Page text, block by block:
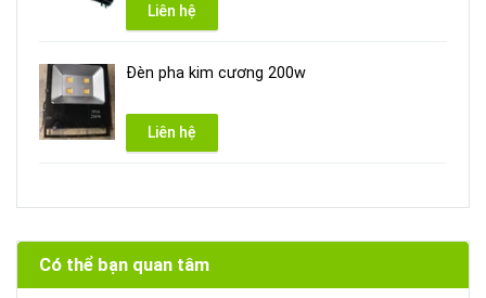
Liên hệ
Đèn pha kim cương 200w
Liên hệ
Có thể bạn quan tâm